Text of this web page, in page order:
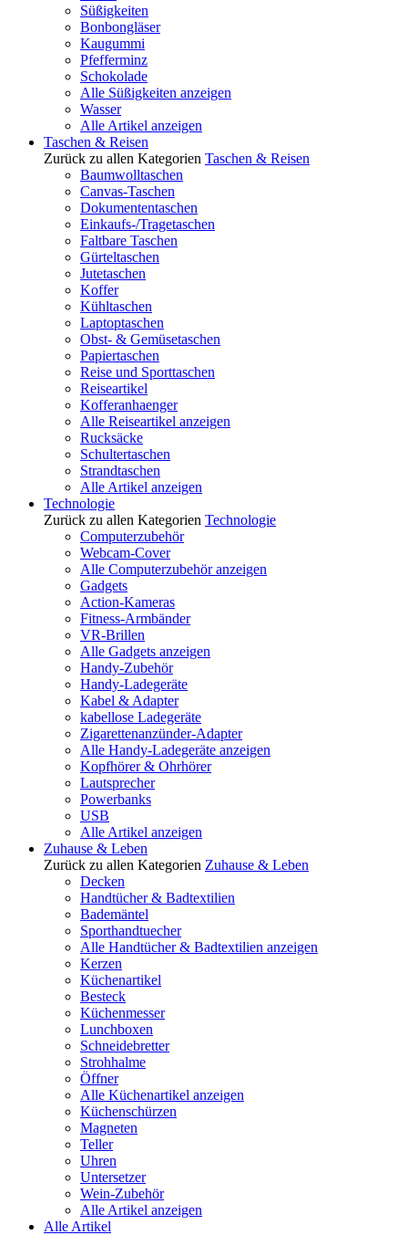
Süßigkeiten
Bonbongläser
Kaugummi
Pfefferminz
Schokolade
Alle Süßigkeiten anzeigen
Wasser
Alle Artikel anzeigen
Taschen & Reisen
Zurück zu allen Kategorien Taschen & Reisen
Baumwolltaschen
Canvas-Taschen
Dokumententaschen
Einkaufs-/Tragetaschen
Faltbare Taschen
Gürteltaschen
Jutetaschen
Koffer
Kühltaschen
Laptoptaschen
Obst- & Gemüsetaschen
Papiertaschen
Reise und Sporttaschen
Reiseartikel
Kofferanhaenger
Alle Reiseartikel anzeigen
Rucksäcke
Schultertaschen
Strandtaschen
Alle Artikel anzeigen
Technologie
Zurück zu allen Kategorien Technologie
Computerzubehör
Webcam-Cover
Alle Computerzubehör anzeigen
Gadgets
Action-Kameras
Fitness-Armbänder
VR-Brillen
Alle Gadgets anzeigen
Handy-Zubehör
Handy-Ladegeräte
Kabel & Adapter
kabellose Ladegeräte
Zigarettenanzünder-Adapter
Alle Handy-Ladegeräte anzeigen
Kopfhörer & Ohrhörer
Lautsprecher
Powerbanks
USB
Alle Artikel anzeigen
Zuhause & Leben
Zurück zu allen Kategorien Zuhause & Leben
Decken
Handtücher & Badtextilien
Bademäntel
Sporthandtuecher
Alle Handtücher & Badtextilien anzeigen
Kerzen
Küchenartikel
Besteck
Küchenmesser
Lunchboxen
Schneidebretter
Strohhalme
Öffner
Alle Küchenartikel anzeigen
Küchenschürzen
Magneten
Teller
Uhren
Untersetzer
Wein-Zubehör
Alle Artikel anzeigen
Alle Artikel